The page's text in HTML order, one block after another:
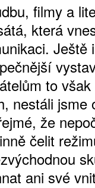
filmy a
která
Ještě
to
nestáli jsme
že
čelit
ani své